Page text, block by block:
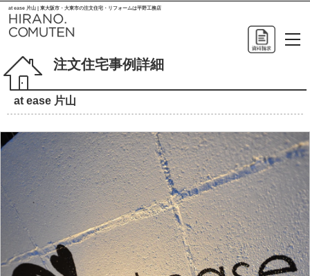
at ease 片山 | 東大阪市・大東市の注文住宅・リフォームは平野工務店
注文住宅事例詳細
at ease 片山